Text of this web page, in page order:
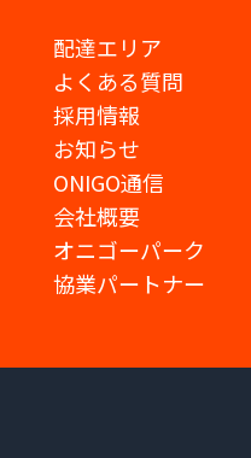
配達エリア
よくある質問
採用情報
お知らせ
ONIGO通信
会社概要
オニゴーパーク
協業パートナー